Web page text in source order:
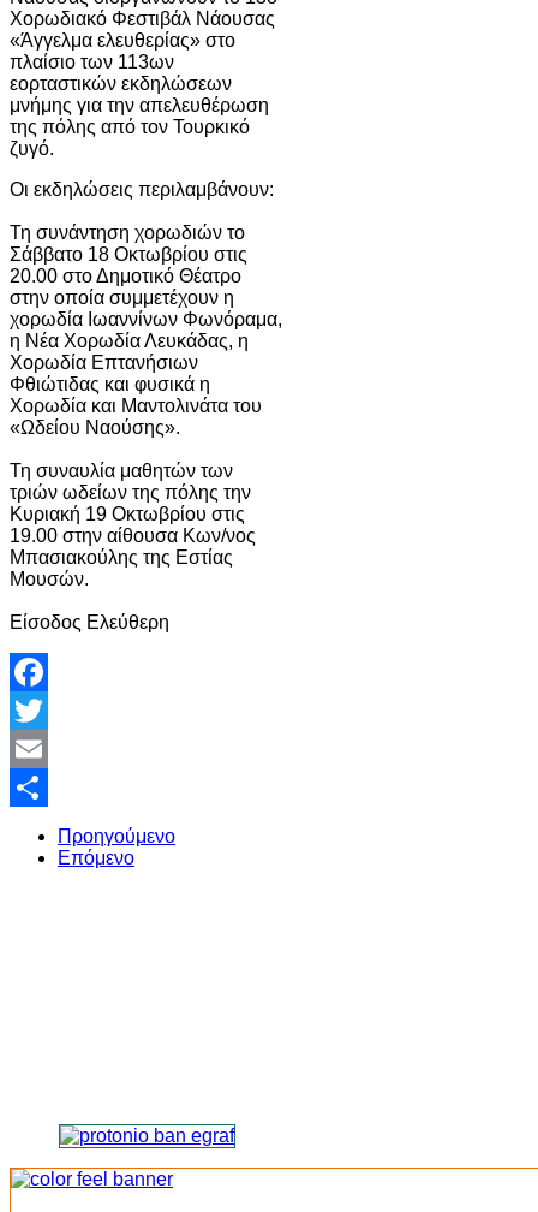
Χορωδιακό Φεστιβάλ Νάουσας
«Άγγελμα ελευθερίας» στο
πλαίσιο των 113ων
εορταστικών εκδηλώσεων
μνήμης για την απελευθέρωση
της πόλης από τον Τουρκικό
ζυγό.
Οι εκδηλώσεις περιλαμβάνουν:
Τη συνάντηση χορωδιών το
Σάββατο 18 Οκτωβρίου στις
20.00 στο Δημοτικό Θέατρο
στην οποία συμμετέχουν η
χορωδία Ιωαννίνων Φωνόραμα,
η Νέα Χορωδία Λευκάδας, η
Χορωδία Επτανήσιων
Φθιώτιδας και φυσικά η
Χορωδία και Μαντολινάτα του
«Ωδείου Ναούσης».
Τη συναυλία μαθητών των
τριών ωδείων της πόλης την
Κυριακή 19 Οκτωβρίου στις
19.00 στην αίθουσα Κων/νος
Μπασιακούλης της Εστίας
Μουσών.
Είσοδος Ελεύθερη
Facebook
Twitter
Email
Share
Προηγούμενο
Επόμενο